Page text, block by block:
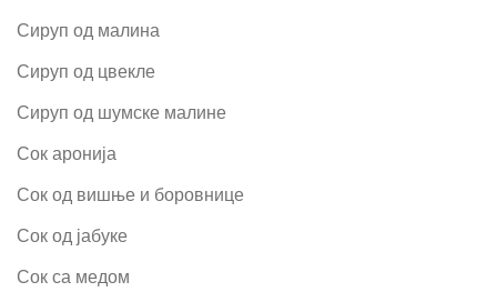
Сируп од малина
Сируп од цвекле
Сируп од шумске малине
Сок аронија
Сок од вишње и боровнице
Сок од јабуке
Сок са медом